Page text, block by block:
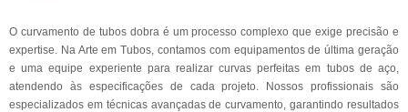
O curvamento de tubos dobra é um processo complexo que exige precisão e
expertise. Na Arte em Tubos, contamos com equipamentos de última geração
e uma equipe experiente para realizar curvas perfeitas em tubos de aço,
atendendo às especificações de cada projeto. Nossos profissionais são
especializados em técnicas avançadas de curvamento, garantindo resultados